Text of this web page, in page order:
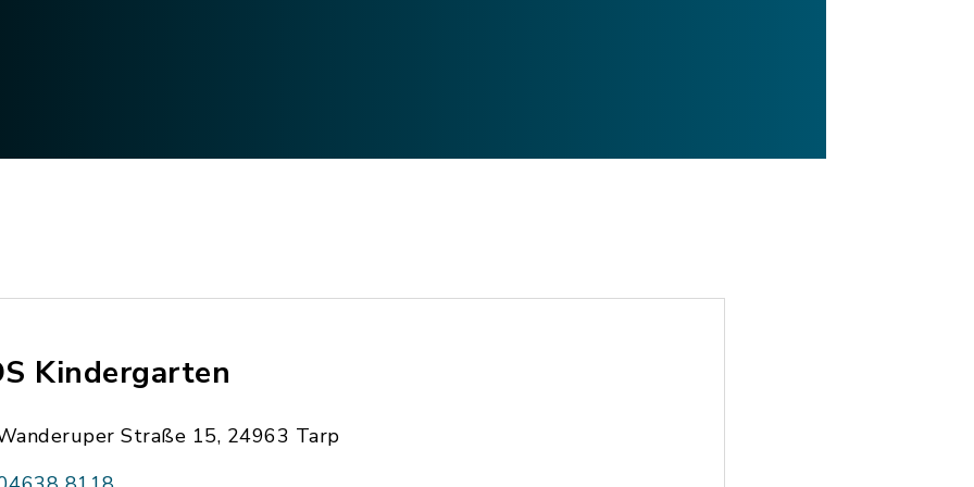
Kindergarten
Straße 15, 24963 Tarp